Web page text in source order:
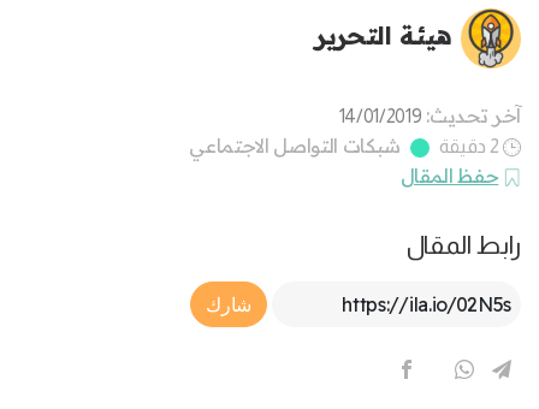
هيئة التحرير
آخر تحديث: 14/01/2019
2 دقيقة
شبكات التواصل الاجتماعي
حفظ المقال
رابط المقال
Article Link
شارك